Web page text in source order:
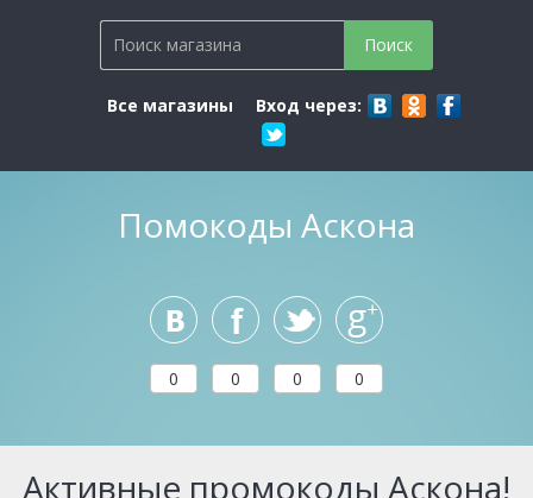
Все магазины Вход через:
Помокоды Аскона
0 0 0 0
Активные промокоды Аскона!